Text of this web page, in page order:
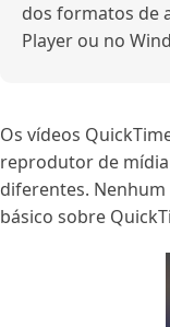
dos formatos de
Player ou no
Os vídeos
reprodutor de mídia
diferentes.
básico sobre